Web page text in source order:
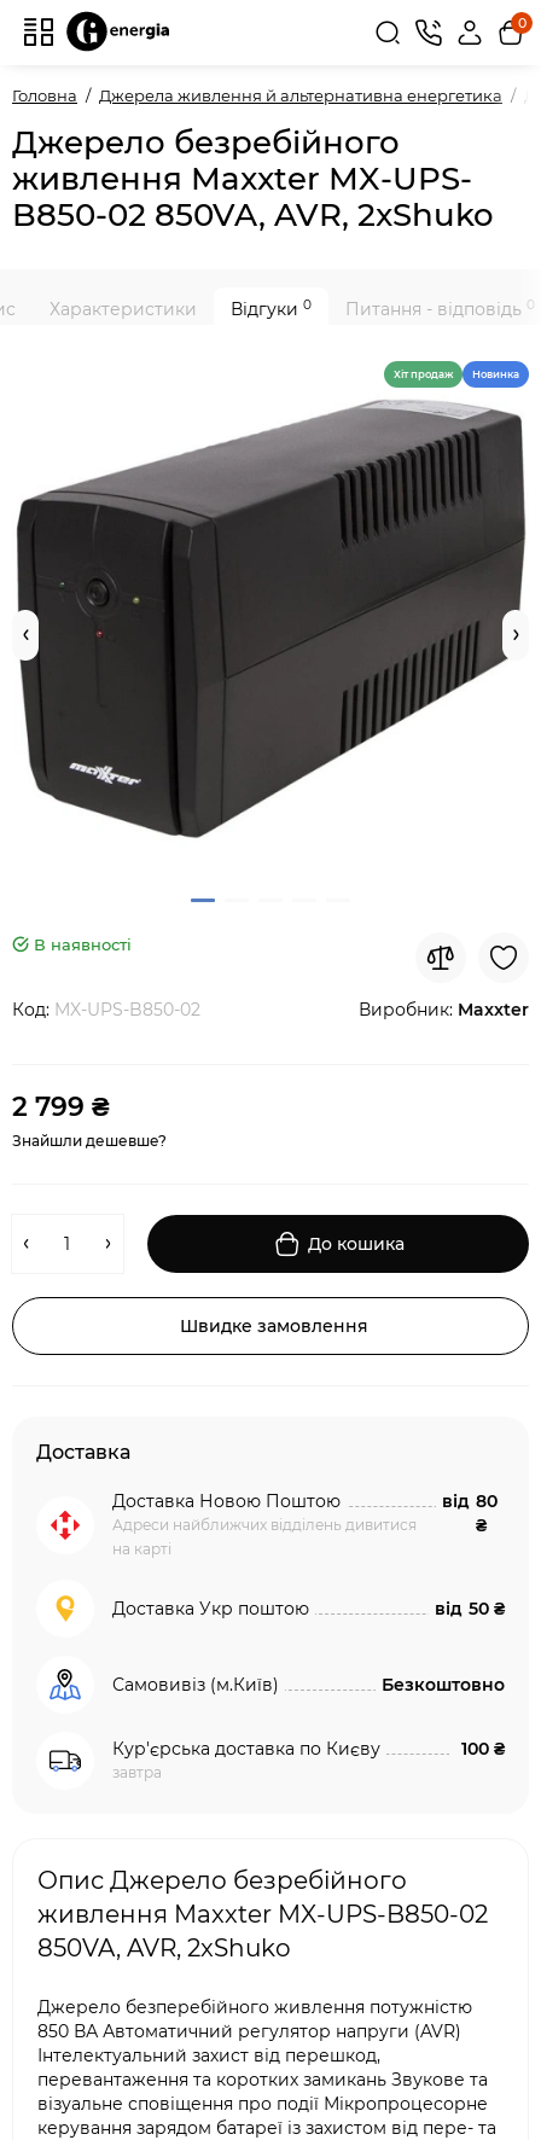
0
Головна Джерела живлення й альтернативна енергетика
Джерело безребійного
живлення Maxxter MX-UPS-
B850-02 850VA, AVR, 2xShuko
Характеристики Відгуки 0 Питання - відповідь 0
Хiт продаж Новинка
В наявності
Код: MX-UPS-B850-02 Виробник: Maxxter
2 799 ₴
Знайшли дешевше?
До кошика
Швидке замовлення
Доставка
Доставка Новою Поштою
Адреси найближчих відділень дивитися
на карті
від 80
₴
Доставка Укр поштою від 50 ₴
Самовивіз (м.Київ) Безкоштовно
Кур'єрська доставка по Києву
завтра
100 ₴
Опис Джерело безребійного
живлення Maxxter MX-UPS-B850-02
850VA, AVR, 2xShuko
Джерело безперебійного живлення потужністю
850 ВА Автоматичний регулятор напруги (AVR)
Інтелектуальний захист від перешкод,
перевантаження та коротких замикань Звукове та
візуальне сповіщення про події Мікропроцесорне
керування зарядом батареї із захистом від пере- та